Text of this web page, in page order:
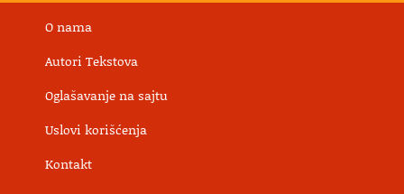
O nama
Autori Tekstova
Oglašavanje na sajtu
Uslovi korišćenja
Kontakt